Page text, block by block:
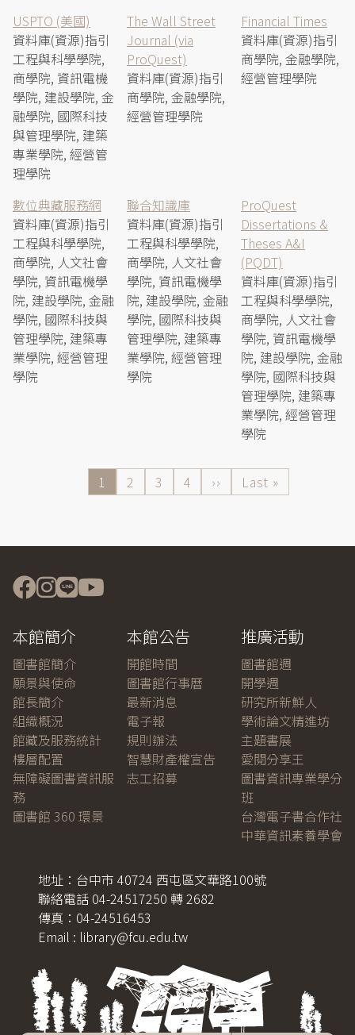
USPTO (美國)
資料庫(資源)指引
工程與科學學院,
商學院, 資訊電機
學院, 建設學院, 金
融學院, 國際科技
與管理學院, 建築
專業學院, 經營管
理學院
The Wall Street
Journal (via
ProQuest)
資料庫(資源)指引
商學院, 金融學院,
經營管理學院
Financial Times
資料庫(資源)指引
商學院, 金融學院,
經營管理學院
數位典藏服務網
資料庫(資源)指引
工程與科學學院,
商學院, 人文社會
學院, 資訊電機學
院, 建設學院, 金融
學院, 國際科技與
管理學院, 建築專
業學院, 經營管理
學院
聯合知識庫
資料庫(資源)指引
工程與科學學院,
商學院, 人文社會
學院, 資訊電機學
院, 建設學院, 金融
學院, 國際科技與
管理學院, 建築專
業學院, 經營管理
學院
ProQuest
Dissertations &
Theses A&I
(PQDT)
資料庫(資源)指引
工程與科學學院,
商學院, 人文社會
學院, 資訊電機學
院, 建設學院, 金融
學院, 國際科技與
管理學院, 建築專
業學院, 經營管理
學院
Pagination
目
前
1 Page
2 Page
3 Page
4 下
一
›› Last
page
Last »
本館簡介
圖書館簡介
願景與使命
館長簡介
組織概況
館藏及服務統計
樓層配置
無障礙圖書資訊服
務
圖書館 360 環景
本館公告
開館時間
圖書館行事曆
最新消息
電子報
規則辦法
智慧財產權宣告
志工招募
推廣活動
圖書館週
開學週
研究所新鮮人
學術論文精進坊
主題書展
愛閱分享王
圖書資訊專業學分
班
台灣電子書合作社
中華資訊素養學會
地址：台中市 40724 西屯區文華路100號
聯絡電話 04-24517250 轉 2682
傳真：04-24516453
Email : library@fcu.edu.tw